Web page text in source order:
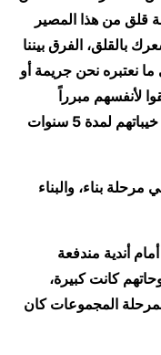
قلق من هذا المصير
بالقلق، الفرق بيننا
ما نعتبره نحن جريمة أو
لأنفسهم مبرراً
وصنعوا شمّاعة (البناء) ليعلقوا عليها كل خيباتهم لمدة 5 سنوات
بناء، والبناء
أندية مندفعة
كانت كبيرة،
المجموعات كان